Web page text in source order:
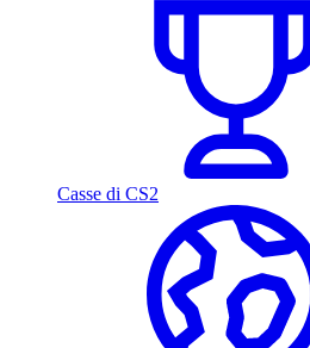
Casse di CS2